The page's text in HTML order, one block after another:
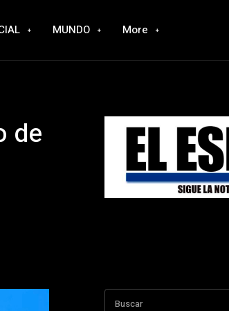
MUNDO More
de
Buscar